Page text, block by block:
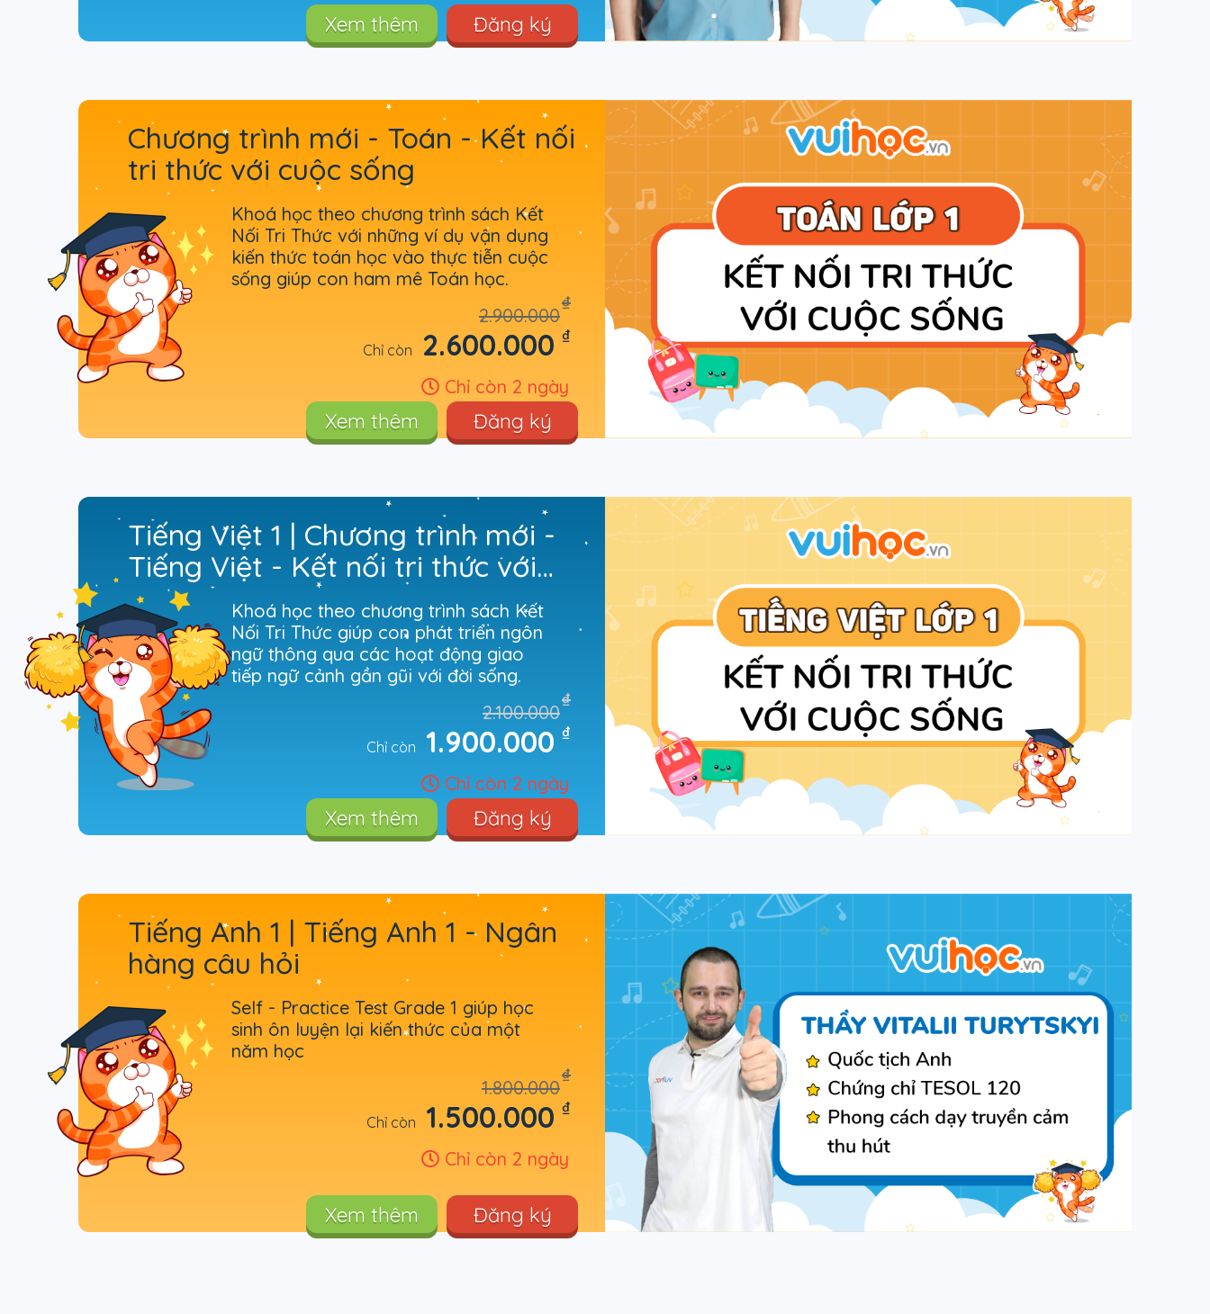
Xem thêm Đăng ký
Chương trình mới - Toán - Kết nối
tri thức với cuộc sống
Khoá học theo chương trình sách Kết
Nối Tri Thức với những ví dụ vận dụng
kiến thức toán học vào thực tiễn cuộc
sống giúp con ham mê Toán học.
2.900.000
₫
Chỉ còn 2.600.000 ₫
Chỉ còn 2 ngày
Xem thêm Đăng ký
Tiếng Việt 1 | Chương trình mới -
Tiếng Việt - Kết nối tri thức với
cuộc sốngKhoá học theo chương trình sách Kết
Nối Tri Thức giúp con phát triển ngôn
ngữ thông qua các hoạt động giao
tiếp ngữ cảnh gần gũi với đời sống.
2.100.000
₫
Chỉ còn 1.900.000 ₫
Chỉ còn 2 ngày
Xem thêm Đăng ký
Tiếng Anh 1 | Tiếng Anh 1 - Ngân
hàng câu hỏi
Self - Practice Test Grade 1 giúp học
sinh ôn luyện lại kiến thức của một
năm học
1.800.000
₫
Chỉ còn 1.500.000 ₫
Chỉ còn 2 ngày
Xem thêm Đăng ký